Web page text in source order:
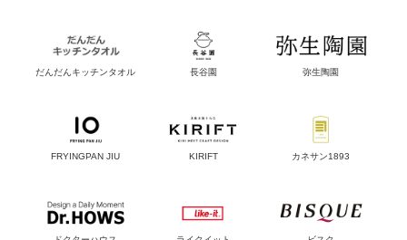
だんだんキッチンタオル 長谷園 弥生陶園
FRYINGPAN JIU KIRIFT カネサン1893